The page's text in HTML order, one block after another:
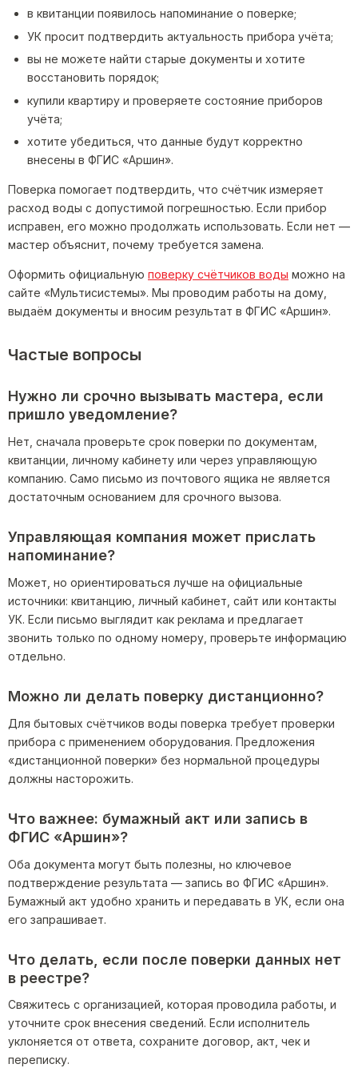
в квитанции появилось напоминание о поверке;
УК просит подтвердить актуальность прибора учёта;
вы не можете найти старые документы и хотите
восстановить порядок;
купили квартиру и проверяете состояние приборов
учёта;
хотите убедиться, что данные будут корректно
внесены в ФГИС «Аршин».
Поверка помогает подтвердить, что счётчик измеряет
расход воды с допустимой погрешностью. Если прибор
исправен, его можно продолжать использовать. Если нет —
мастер объяснит, почему требуется замена.
Оформить официальную поверку счётчиков воды можно на
сайте «Мультисистемы». Мы проводим работы на дому,
выдаём документы и вносим результат в ФГИС «Аршин».
Частые вопросы
Нужно ли срочно вызывать мастера, если
пришло уведомление?
Нет, сначала проверьте срок поверки по документам,
квитанции, личному кабинету или через управляющую
компанию. Само письмо из почтового ящика не является
достаточным основанием для срочного вызова.
Управляющая компания может прислать
напоминание?
Может, но ориентироваться лучше на официальные
источники: квитанцию, личный кабинет, сайт или контакты
УК. Если письмо выглядит как реклама и предлагает
звонить только по одному номеру, проверьте информацию
отдельно.
Можно ли делать поверку дистанционно?
Для бытовых счётчиков воды поверка требует проверки
прибора с применением оборудования. Предложения
«дистанционной поверки» без нормальной процедуры
должны насторожить.
Что важнее: бумажный акт или запись в
ФГИС «Аршин»?
Оба документа могут быть полезны, но ключевое
подтверждение результата — запись во ФГИС «Аршин».
Бумажный акт удобно хранить и передавать в УК, если она
его запрашивает.
Что делать, если после поверки данных нет
в реестре?
Свяжитесь с организацией, которая проводила работы, и
уточните срок внесения сведений. Если исполнитель
уклоняется от ответа, сохраните договор, акт, чек и
переписку.